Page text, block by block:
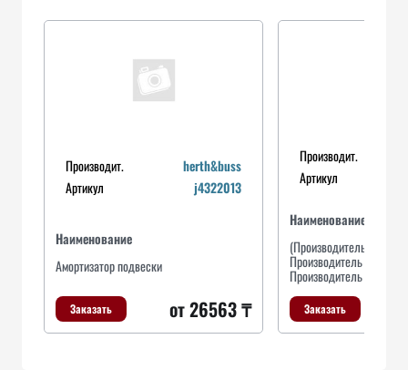
Производит.
herth&buss
Артикул
j4322013
Наименование
Амортизатор подвески
Заказать от 26563 ₸
Производит.
Артикул
Наименование
(Производитель ALCO
Производитель ALCO
Производитель ALCO F
Заказать